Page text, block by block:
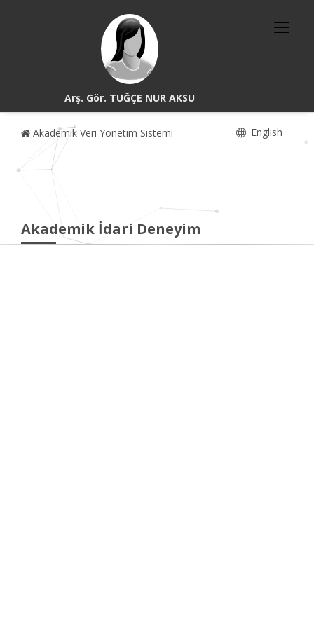
Arş. Gör. TUĞÇE NUR AKSU
Akademik Veri Yönetim Sistemi English
Akademik İdari Deneyim